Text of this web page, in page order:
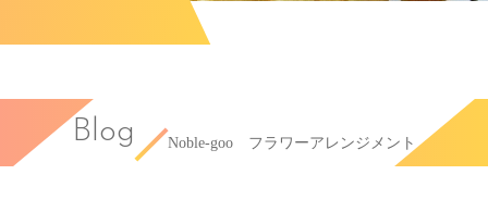
Blog Noble-goo フラワーアレンジメント